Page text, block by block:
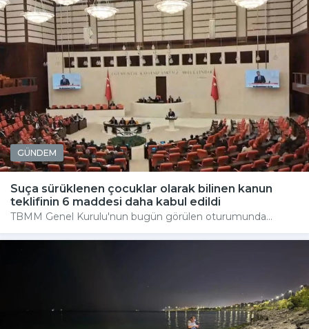
GÜNDEM
Suça sürüklenen çocuklar olarak bilinen kanun
teklifinin 6 maddesi daha kabul edildi
TBMM Genel Kurulu'nun bugün görülen oturumunda...